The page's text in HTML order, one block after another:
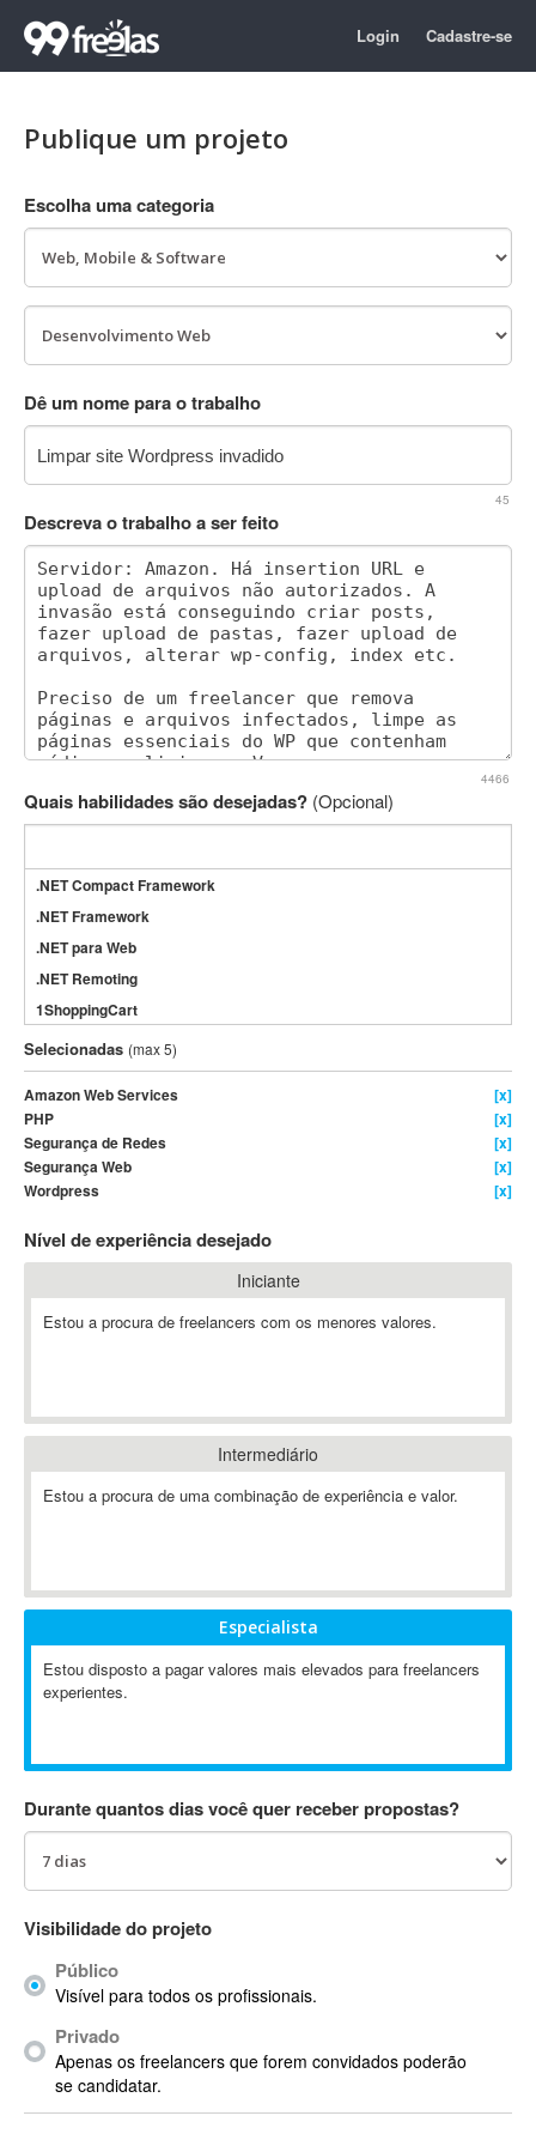
Login Cadastre-se
Publique um projeto
Escolha uma categoria
Dê um nome para o trabalho
45
Descreva o trabalho a ser feito
4466
Quais habilidades são desejadas? (Opcional)
.NET Compact Framework
.NET Framework
.NET para Web
.NET Remoting
1ShoppingCart
3DS Max
3GSM
4D Dimension
A&P
A-GPS
A2Billing
AAUS Scientific Diver
ABAP
ABIS
Ableton
Ableton Live
Abstract Window Toolkit (AWT)
AC Drives
AC3
ACID Pro
ACPI
ACT
Actian
Actimize
ActionScript
ActionScript 3
Selecionadas (max 5)
Amazon Web Services
[x]
PHP
[x]
Segurança de Redes
[x]
Segurança Web
[x]
Wordpress
[x]
Nível de experiência desejado
Iniciante
Estou a procura de freelancers com os menores valores.
Intermediário
Estou a procura de uma combinação de experiência e valor.
Especialista
Estou disposto a pagar valores mais elevados para freelancers
experientes.
Durante quantos dias você quer receber propostas?
Visibilidade do projeto
Público
Visível para todos os profissionais.
Privado
Apenas os freelancers que forem convidados poderão
se candidatar.